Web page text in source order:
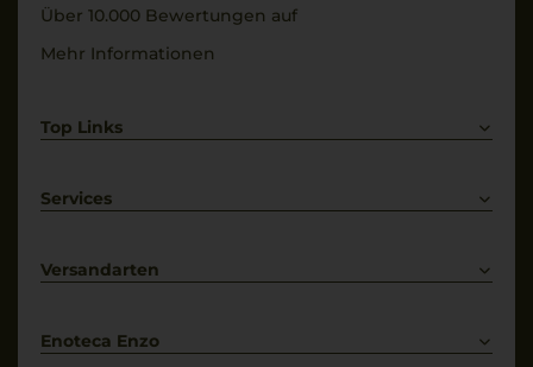
Über 10.000 Bewertungen auf
Mehr Informationen
Top Links
Weißwein
Services
Kontakt
Versandarten
Enoteca Enzo